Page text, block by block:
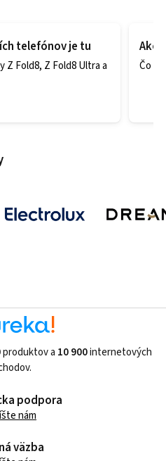
telefónov je tu
Z Fold8, Z Fold8 Ultra a
Ako
Čo
produktov a 10 900internetových
podpora
nám
väzba